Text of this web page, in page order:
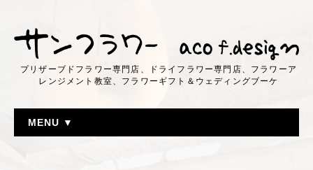
プリザーブドフラワー専門店、ドライフラワー専門店、フラワーア
レンジメント教室、フラワーギフト＆ウェディングブーケ
MENU ▼